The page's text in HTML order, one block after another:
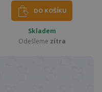
DO KOŠÍKU
Skladem
Odešleme zítra